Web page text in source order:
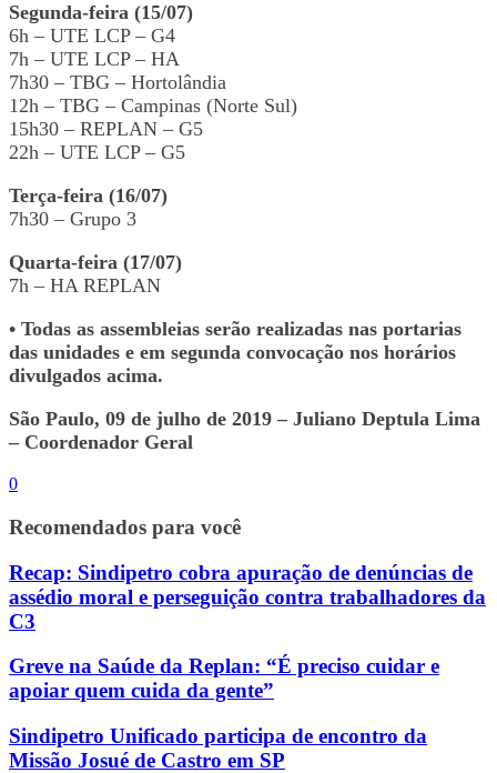
Segunda-feira (15/07)
6h – UTE LCP – G4
7h – UTE LCP – HA
7h30 – TBG – Hortolândia
12h – TBG – Campinas (Norte Sul)
15h30 – REPLAN – G5
22h – UTE LCP – G5
Terça-feira (16/07)
7h30 – Grupo 3
Quarta-feira (17/07)
7h – HA REPLAN
• Todas as assembleias serão realizadas nas portarias
das unidades e em segunda convocação nos horários
divulgados acima.
São Paulo, 09 de julho de 2019 – Juliano Deptula Lima
– Coordenador Geral
0
Recomendados para você
Recap: Sindipetro cobra apuração de denúncias de
assédio moral e perseguição contra trabalhadores da
C3
Greve na Saúde da Replan: “É preciso cuidar e
apoiar quem cuida da gente”
Sindipetro Unificado participa de encontro da
Missão Josué de Castro em SP